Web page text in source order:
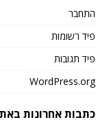
התחבר
פיד רשומות
פיד תגובות
WordPress.org
כתבות אחרונות